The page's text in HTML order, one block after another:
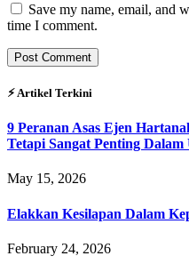
Save my name, email, and
time I comment.
⚡︎ Artikel Terkini
9 Peranan Asas Ejen
Tetapi Sangat Penting
May 15, 2026
Elakkan Kesilapan Dalam
February 24, 2026